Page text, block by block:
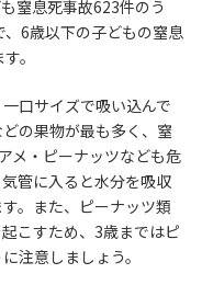
窒息死事故623件のう
6歳以下の子どもの窒息
す。
口サイズで吸い込んで
の果物が最も多く、窒
メ・ピーナッツなども危
管に入ると水分を吸収
。また、ピーナッツ類
こすため、3歳まではピ
注意しましょう。